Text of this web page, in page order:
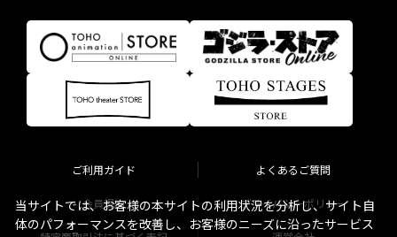
ご利用ガイド よくあるご質問
会員規約 プライバシーポリシー
当サイトでは、お客様の本サイトの利用状況を分析し、サイト自
体のパフォーマンスを改善し、お客様のニーズに沿ったサービス